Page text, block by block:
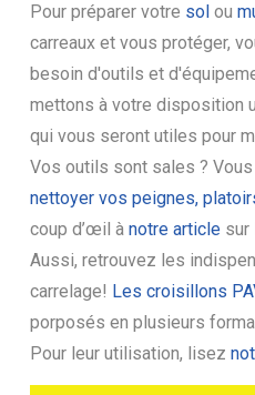
Pour préparer votre sol ou
carreaux et vous protéger,
besoin d'outils et
mettons à votre disposition
qui vous seront utiles pour
Vos outils sont sales ?
nettoyer vos peignes,
coup d’œil ànotre article sur
Aussi, retrouvez les
carrelage! Les croisillons
porposés en plusieurs
Pour leur utilisation, lisez